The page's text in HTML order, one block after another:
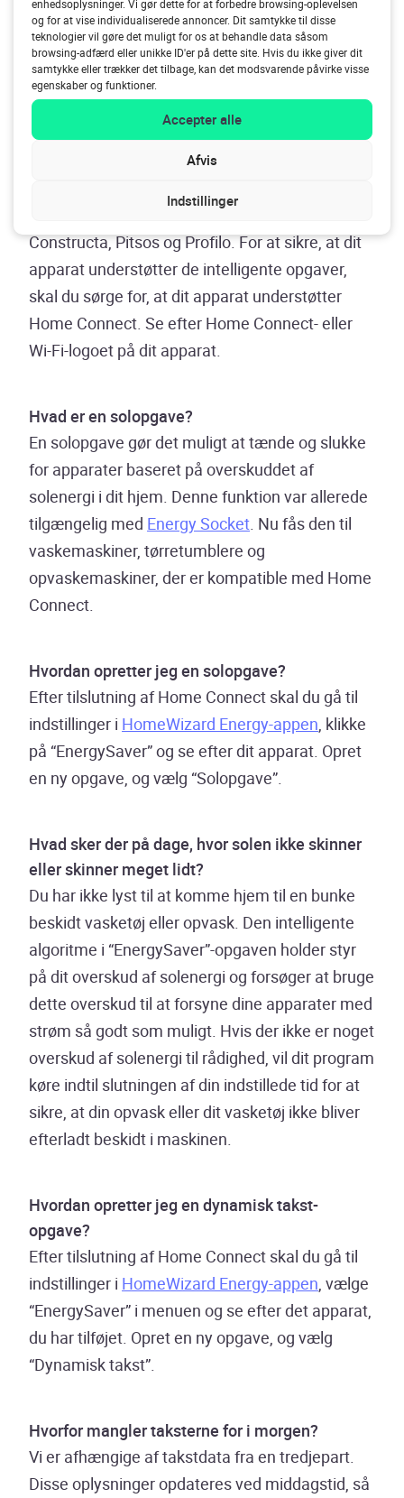
enhedsoplysninger. Vi gør dette for at forbedre browsing-oplevelsen
og for at vise individualiserede annoncer. Dit samtykke til disse
teknologier vil gøre det muligt for os at behandle data såsom
browsing-adfærd eller unikke ID'er på dette site. Hvis du ikke giver dit
samtykke eller trækker det tilbage, kan det modsvarende påvirke visse
egenskaber og funktioner.
Accepter alle
Afvis
Indstillinger
hver dag. Bemærk, at “Permanent fjernstart” ikke
er det samme som “Fjernstart”.
Kan jeg tilslutte min vaskemaskine,
tørretumbler eller opvaskemaskine?
Home Connect er tilgængelig for
Siemens, Gaggenau, Neff, Thermador, Balay,
Constructa, Pitsos og Profilo. For at sikre, at dit
apparat understøtter de intelligente opgaver,
skal du sørge for, at dit apparat understøtter
Home Connect. Se efter Home Connect- eller
Wi-Fi-logoet på dit apparat.
Hvad er en solopgave?
En solopgave gør det muligt at tænde og slukke
for apparater baseret på overskuddet af
solenergi i dit hjem. Denne funktion var allerede
tilgængelig med Energy Socket. Nu fås den til
vaskemaskiner, tørretumblere og
opvaskemaskiner, der er kompatible med Home
Connect.
Hvordan opretter jeg en solopgave?
Efter tilslutning af Home Connect skal du gå til
indstillinger i HomeWizard Energy-appen, klikke
på “EnergySaver” og se efter dit apparat. Opret
en ny opgave, og vælg “Solopgave”.
Hvad sker der på dage, hvor solen ikke skinner
eller skinner meget lidt?
Du har ikke lyst til at komme hjem til en bunke
beskidt vasketøj eller opvask. Den intelligente
algoritme i “EnergySaver”-opgaven holder styr
på dit overskud af solenergi og forsøger at bruge
dette overskud til at forsyne dine apparater med
strøm så godt som muligt. Hvis der ikke er noget
overskud af solenergi til rådighed, vil dit program
køre indtil slutningen af din indstillede tid for at
sikre, at din opvask eller dit vasketøj ikke bliver
efterladt beskidt i maskinen.
Hvordan opretter jeg en dynamisk takst-
opgave?
Efter tilslutning af Home Connect skal du gå til
indstillinger i HomeWizard Energy-appen, vælge
“EnergySaver” i menuen og se efter det apparat,
du har tilføjet. Opret en ny opgave, og vælg
“Dynamisk takst”.
Hvorfor mangler taksterne for i morgen?
Vi er afhængige af takstdata fra en tredjepart.
Disse oplysninger opdateres ved middagstid, så